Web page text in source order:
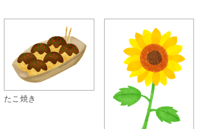
たこ焼き